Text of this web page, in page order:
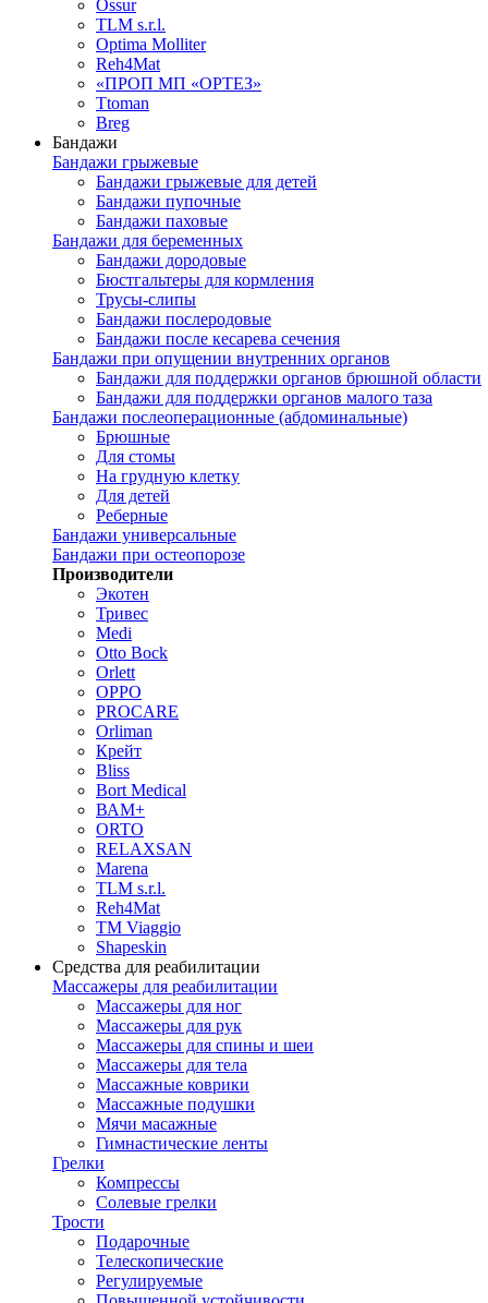
Ossur
TLM s.r.l.
Optima Molliter
Reh4Mat
«ПРОП МП «ОРТЕЗ»
Ttoman
Breg
Бандажи
Бандажи грыжевые
Бандажи грыжевые для детей
Бандажи пупочные
Бандажи паховые
Бандажи для беременных
Бандажи дородовые
Бюстгальтеры для кормления
Трусы-слипы
Бандажи послеродовые
Бандажи после кесарева сечения
Бандажи при опущении внутренних органов
Бандажи для поддержки органов брюшной области
Бандажи для поддержки органов малого таза
Бандажи послеоперационные (абдоминальные)
Брюшные
Для стомы
На грудную клетку
Для детей
Реберные
Бандажи универсальные
Бандажи при остеопорозе
Производители
Экотен
Тривес
Medi
Otto Bock
Orlett
OPPO
PROCARE
Orliman
Крейт
Bliss
Bort Medical
ВАМ+
ORTO
RELAXSAN
Marena
TLM s.r.l.
Reh4Mat
TM Viaggio
Shapeskin
Средства для реабилитации
Массажеры для реабилитации
Массажеры для ног
Массажеры для рук
Массажеры для спины и шеи
Массажеры для тела
Массажные коврики
Массажные подушки
Мячи масажные
Гимнастические ленты
Грелки
Компрессы
Солевые грелки
Трости
Подарочные
Телескопические
Регулируемые